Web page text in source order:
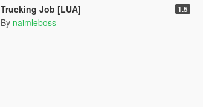
Trucking Job [LUA] 1.5
By naimleboss